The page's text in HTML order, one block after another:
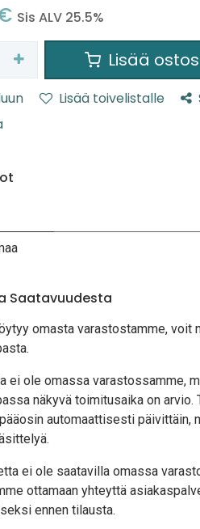
Sis ALV 25.5%
Lisää
Lisää toivelistalle
Saatavuudesta
omasta varastostamme, voit
ei ole omassa varastossamme,
näkyvä toimitusaika on
automaattisesti päivittäin,
ei ole saatavilla omassa
ottamaan yhteyttä
ennen tilausta.